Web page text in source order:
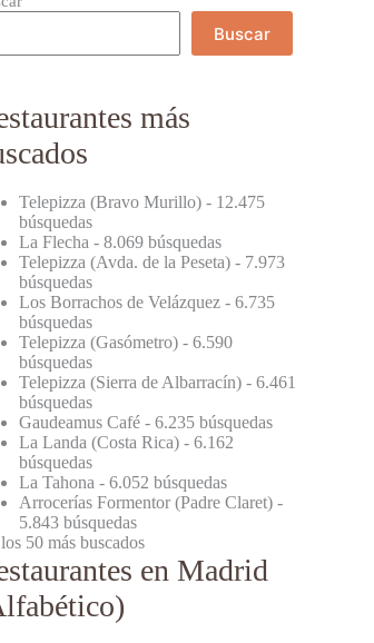
Buscar
más
Telepizza (Bravo Murillo) - 12.475
búsquedas
La Flecha - 8.069 búsquedas
Telepizza (Avda. de la Peseta) - 7.973
búsquedas
Los Borrachos de Velázquez - 6.735
búsquedas
Telepizza (Gasómetro) - 6.590
búsquedas
Telepizza (Sierra de Albarracín) - 6.461
búsquedas
Gaudeamus Café - 6.235 búsquedas
La Landa (Costa Rica) - 6.162
búsquedas
La Tahona - 6.052 búsquedas
Arrocerías Formentor (Padre Claret) -
5.843 búsquedas
50 más buscados
en Madrid